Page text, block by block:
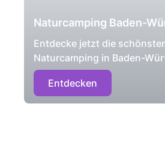
Naturcamping Baden-
Entdecke jetzt die
Naturcamping in Baden-
Entdecken